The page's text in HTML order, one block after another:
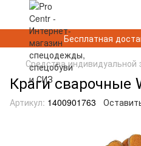
Бесплатная
Средства индивидуальной
Краги сварочные
Артикул: 1400901763